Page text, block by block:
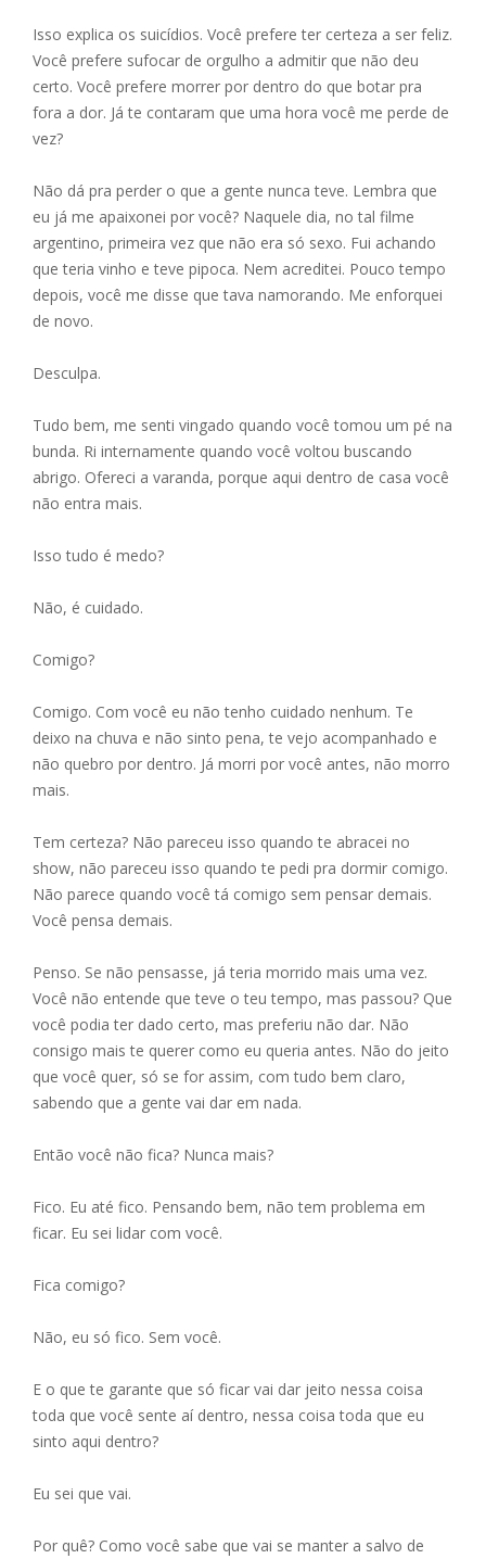
Isso explica os suicídios. Você prefere ter certeza a ser feliz.
Você prefere sufocar de orgulho a admitir que não deu
certo. Você prefere morrer por dentro do que botar pra
fora a dor. Já te contaram que uma hora você me perde de
vez?
Não dá pra perder o que a gente nunca teve. Lembra que
eu já me apaixonei por você? Naquele dia, no tal filme
argentino, primeira vez que não era só sexo. Fui achando
que teria vinho e teve pipoca. Nem acreditei. Pouco tempo
depois, você me disse que tava namorando. Me enforquei
de novo.
Desculpa.
Tudo bem, me senti vingado quando você tomou um pé na
bunda. Ri internamente quando você voltou buscando
abrigo. Ofereci a varanda, porque aqui dentro de casa você
não entra mais.
Isso tudo é medo?
Não, é cuidado.
Comigo?
Comigo. Com você eu não tenho cuidado nenhum. Te
deixo na chuva e não sinto pena, te vejo acompanhado e
não quebro por dentro. Já morri por você antes, não morro
mais.
Tem certeza? Não pareceu isso quando te abracei no
show, não pareceu isso quando te pedi pra dormir comigo.
Não parece quando você tá comigo sem pensar demais.
Você pensa demais.
Penso. Se não pensasse, já teria morrido mais uma vez.
Você não entende que teve o teu tempo, mas passou? Que
você podia ter dado certo, mas preferiu não dar. Não
consigo mais te querer como eu queria antes. Não do jeito
que você quer, só se for assim, com tudo bem claro,
sabendo que a gente vai dar em nada.
Então você não fica? Nunca mais?
Fico. Eu até fico. Pensando bem, não tem problema em
ficar. Eu sei lidar com você.
Fica comigo?
Não, eu só fico. Sem você.
E o que te garante que só ficar vai dar jeito nessa coisa
toda que você sente aí dentro, nessa coisa toda que eu
sinto aqui dentro?
Eu sei que vai.
Por quê? Como você sabe que vai se manter a salvo de